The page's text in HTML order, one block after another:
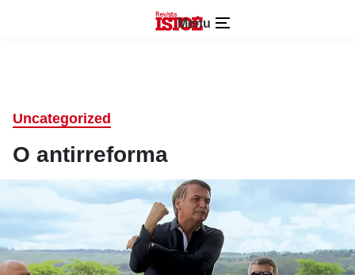
Menu
Uncategorized
O antirreforma